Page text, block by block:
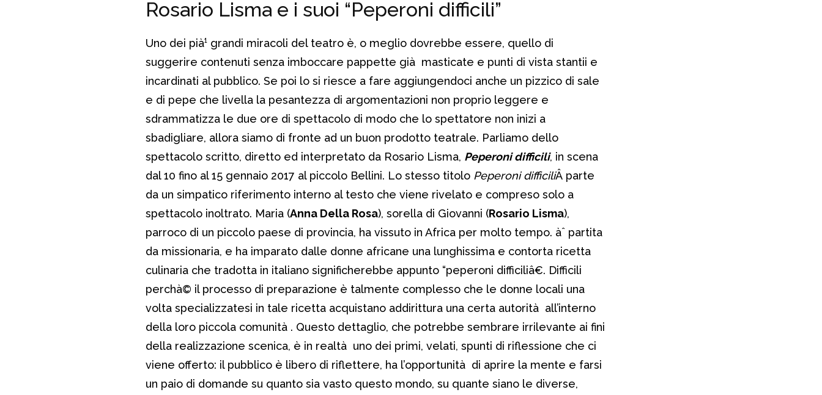
Rosario Lisma e i suoi “Peperoni difficili”
Uno dei pià¹ grandi miracoli del teatro è, o meglio dovrebbe essere, quello di
suggerire contenuti senza imboccare pappette già masticate e punti di vista stantii e
incardinati al pubblico. Se poi lo si riesce a fare aggiungendoci anche un pizzico di sale
e di pepe che livella la pesantezza di argomentazioni non proprio leggere e
sdrammatizza le due ore di spettacolo di modo che lo spettatore non inizi a
sbadigliare, allora siamo di fronte ad un buon prodotto teatrale. Parliamo dello
spettacolo scritto, diretto ed interpretato da Rosario Lisma, Peperoni difficili, in scena
dal 10 fino al 15 gennaio 2017 al piccolo Bellini. Lo stesso titolo Peperoni difficiliÂ parte
da un simpatico riferimento interno al testo che viene rivelato e compreso solo a
spettacolo inoltrato. Maria (Anna Della Rosa), sorella di Giovanni (Rosario Lisma),
parroco di un piccolo paese di provincia, ha vissuto in Africa per molto tempo. àˆ partita
da missionaria, e ha imparato dalle donne africane una lunghissima e contorta ricetta
culinaria che tradotta in italiano significherebbe appunto “peperoni difficiliâ€. Difficili
perchà© il processo di preparazione è talmente complesso che le donne locali una
volta specializzatesi in tale ricetta acquistano addirittura una certa autorità all’interno
della loro piccola comunità . Questo dettaglio, che potrebbe sembrare irrilevante ai fini
della realizzazione scenica, è in realtà uno dei primi, velati, spunti di riflessione che ci
viene offerto: il pubblico è libero di riflettere, ha l’opportunità di aprire la mente e farsi
un paio di domande su quanto sia vasto questo mondo, su quante siano le diverse,